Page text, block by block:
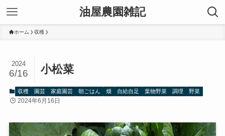
油屋農園雑記
ホーム 収穫
小松菜
2024
6/16
収穫 園芸 家庭園芸 朝ごはん 畑 自給自足 葉物野菜 調理 野菜
2024年6月16日